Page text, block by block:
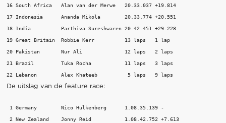
16 South Africa   Alan van der Merwe   20.33.037 +19.814
17 Indonesia      Ananda Mikola        20.33.774 +20.551
18 India          Parthiva Sureshwaren 20.42.451 +29.228
19 Great Britain  Robbie Kerr          13 laps   1 lap
20 Pakistan       Nur Ali              12 laps   2 laps
21 Brazil         Tuka Rocha           11 laps   3 laps
De uitslag van de feature race:
1 Germany        Nico Hulkenberg      1.08.35.139 -
2 New Zealand    Jonny Reid           1.08.42.752 +7.613